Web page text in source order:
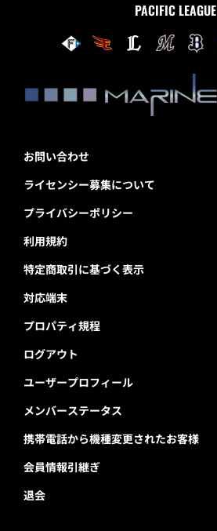
PACIFIC LEAGUE
お問い合わせ
ライセンシー募集について
プライバシーポリシー
利用規約
特定商取引に基づく表示
対応端末
プロパティ規程
ログアウト
ユーザープロフィール
メンバーステータス
携帯電話から機種変更されたお客様
会員情報引継ぎ
退会